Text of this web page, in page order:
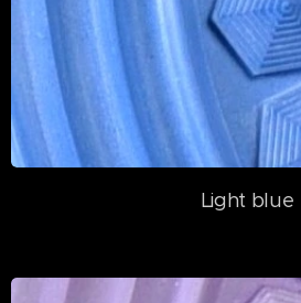
Light blue